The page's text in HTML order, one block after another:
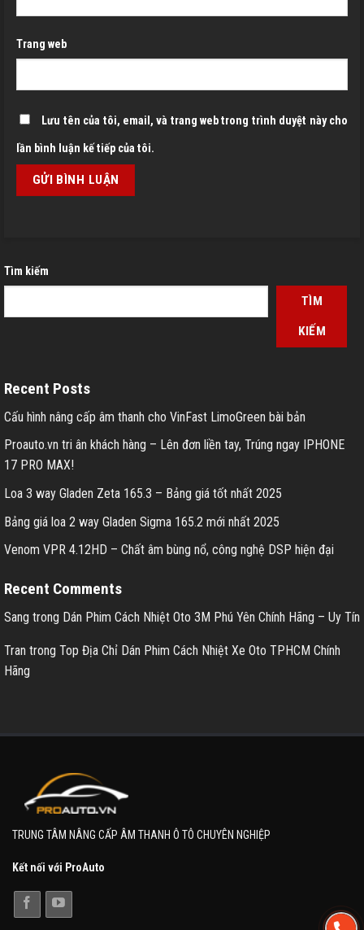
Trang web
Lưu tên của tôi, email, và trang web trong trình duyệt này cho
lần bình luận kế tiếp của tôi.
Tìm kiếm
TÌM
KIẾM
Recent Posts
Cấu hình nâng cấp âm thanh cho VinFast LimoGreen bài bản
Proauto.vn tri ân khách hàng – Lên đơn liền tay, Trúng ngay IPHONE
17 PRO MAX!
Loa 3 way Gladen Zeta 165.3 – Bảng giá tốt nhất 2025
Bảng giá loa 2 way Gladen Sigma 165.2 mới nhất 2025
Venom VPR 4.12HD – Chất âm bùng nổ, công nghệ DSP hiện đại
Recent Comments
Sang trong Dán Phim Cách Nhiệt Oto 3M Phú Yên Chính Hãng – Uy Tín
Tran trong Top Địa Chỉ Dán Phim Cách Nhiệt Xe Oto TPHCM Chính
Hãng
TRUNG TÂM NÂNG CẤP ÂM THANH Ô TÔ CHUYÊN NGHIỆP
Kết nối với ProAuto